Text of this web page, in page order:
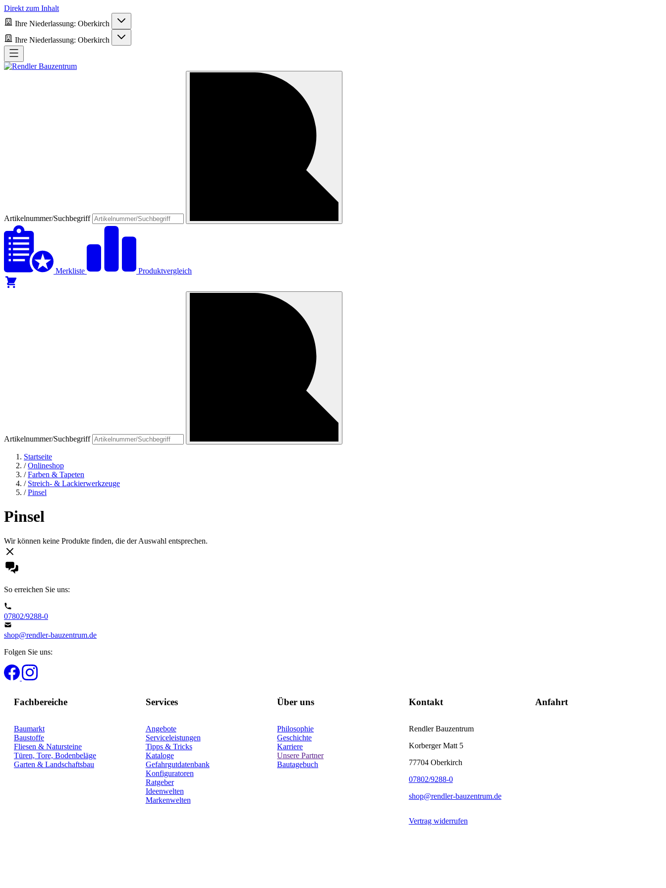
Direkt zum Inhalt
Ihre Niederlassung: Oberkirch
Ihre Niederlassung: Oberkirch
Artikelnummer/Suchbegriff
Merkliste Produktvergleich
Artikelnummer/Suchbegriff
Startseite
/ Onlineshop
/ Farben & Tapeten
/ Streich- & Lackierwerkzeuge
/ Pinsel
Pinsel
Wir können keine Produkte finden, die der Auswahl entsprechen.
So erreichen Sie uns:
07802/9288-0
shop@rendler-bauzentrum.de
Folgen Sie uns:
Fachbereiche
Baumarkt
Baustoffe
Fliesen & Natursteine
Türen, Tore, Bodenbeläge
Garten & Landschaftsbau
Services
Angebote
Serviceleistungen
Tipps & Tricks
Kataloge
Gefahrgutdatenbank
Konfiguratoren
Ratgeber
Ideenwelten
Markenwelten
Über uns
Philosophie
Geschichte
Karriere
Unsere Partner
Bautagebuch
Kontakt
Rendler Bauzentrum
Korberger Matt 5
77704 Oberkirch
07802/9288-0
shop@rendler-bauzentrum.de
Vertrag widerrufen
Anfahrt